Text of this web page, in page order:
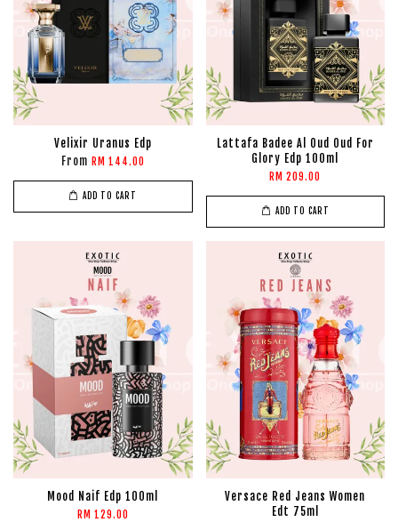
Velixir Uranus Edp
From RM 144.00
ADD TO CART
Lattafa Badee Al Oud Oud For
Glory Edp 100ml
RM 209.00
ADD TO CART
Mood Naif Edp 100ml
RM 129.00
Versace Red Jeans Women
Edt 75ml